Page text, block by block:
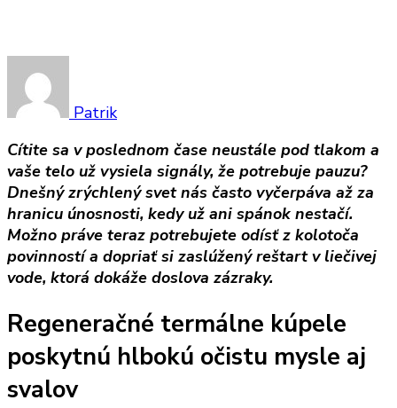
Patrik
Cítite sa v poslednom čase neustále pod tlakom a
vaše telo už vysiela signály, že potrebuje pauzu?
Dnešný zrýchlený svet nás často vyčerpáva až za
hranicu únosnosti, kedy už ani spánok nestačí.
Možno práve teraz potrebujete odísť z kolotoča
povinností a dopriať si zaslúžený reštart v liečivej
vode, ktorá dokáže doslova zázraky.
Regeneračné termálne kúpele
poskytnú hlbokú očistu mysle aj
svalov